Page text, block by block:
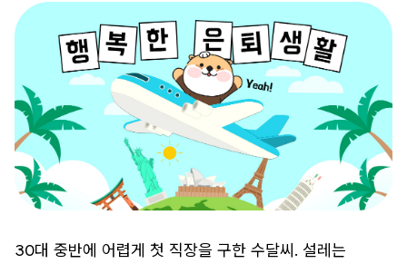
30대 중반에 어렵게 첫 직장을 구한 수달씨. 설레는